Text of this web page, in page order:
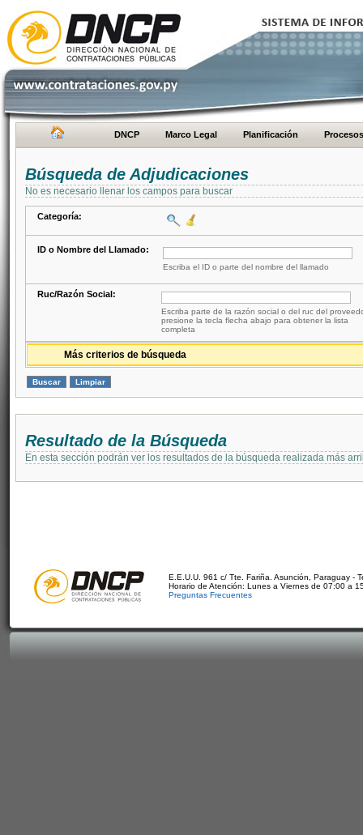
DNCP Marco Legal Planificación Procesos
Búsqueda de Adjudicaciones
No es necesario llenar los campos para buscar
Categoría:
ID o Nombre del Llamado:
Escriba el ID o parte del nombre del llamado
Ruc/Razón Social:
Escriba parte de la razón social o del ruc del
presione la tecla flecha abajo para obtener la lista
completa
Más criterios de búsqueda
Resultado de la Búsqueda
En esta sección podrán ver los resultados de la búsqueda realizada más
E.E.U.U. 961 c/ Tte. Fariña. Asunción, Paraguay -
Horario de Atención: Lunes a Viernes de 07:00 a
Preguntas Frecuentes